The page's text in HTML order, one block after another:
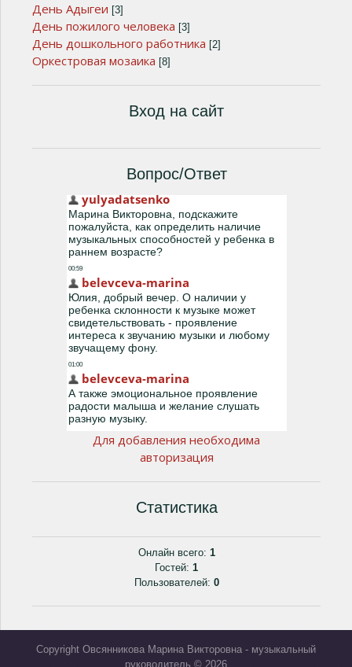
День Адыгеи [3]
День пожилого человека [3]
День дошкольного работника [2]
Оркестровая мозаика [8]
Вход на сайт
Вопрос/Ответ
Для добавления необходима
авторизация
Статистика
Онлайн всего: 1
Гостей: 1
Пользователей: 0
Copyright Овсянникова Марина Викторовна - музыкальный
руководитель © 2026